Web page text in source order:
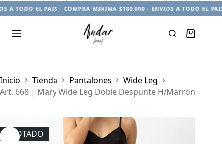
EL PAIS - COMPRA MINIMA $180.000 - ENVIOS A TODO EL PAIS
Carro
Inicio
Tienda Pantalones
Wide Leg
Art. 668 | Mary Wide Leg Doble Despunte H/Marron
AGOTADO